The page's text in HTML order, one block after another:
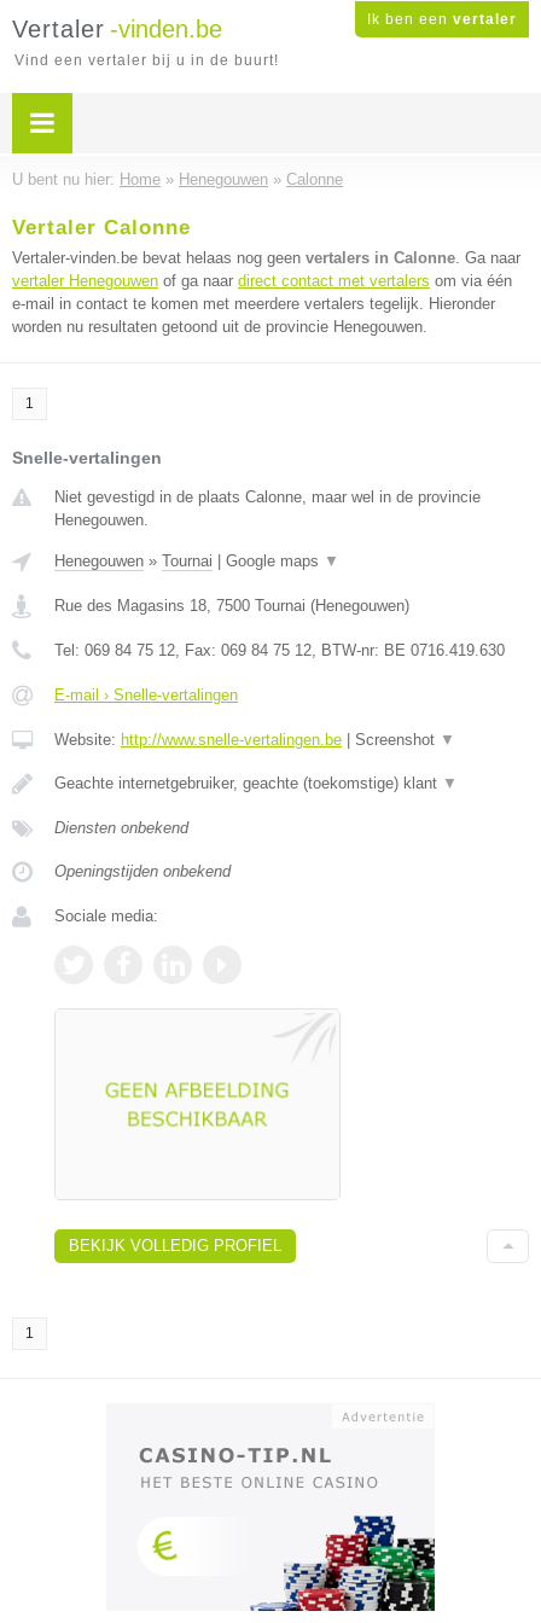
Ik ben een vertaler
Vertaler -vinden.be
Vind een vertaler bij u in de buurt!
U bent nu hier: Home » Henegouwen » Calonne
Vertaler Calonne
Vertaler-vinden.be bevat helaas nog geen vertalers in Calonne. Ga naar
vertaler Henegouwen of ga naar direct contact met vertalers om via één
e-mail in contact te komen met meerdere vertalers tegelijk. Hieronder
worden nu resultaten getoond uit de provincie Henegouwen.
1
Snelle-vertalingen
Niet gevestigd in de plaats Calonne, maar wel in de provincie
Henegouwen.
Henegouwen » Tournai Google maps ▼
Rue des Magasins 18, 7500 Tournai (Henegouwen)
Tel: 069 84 75 12, Fax: 069 84 75 12, BTW-nr: BE 0716.419.630
E-mail › Snelle-vertalingen
Website: http://www.snelle-vertalingen.be Screenshot ▼
Geachte internetgebruiker, geachte (toekomstige) klant ▼
Diensten onbekend
Openingstijden onbekend
Sociale media:
BEKIJK VOLLEDIG PROFIEL
1